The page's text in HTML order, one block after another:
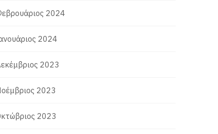
2024
2024
2023
2023
2023